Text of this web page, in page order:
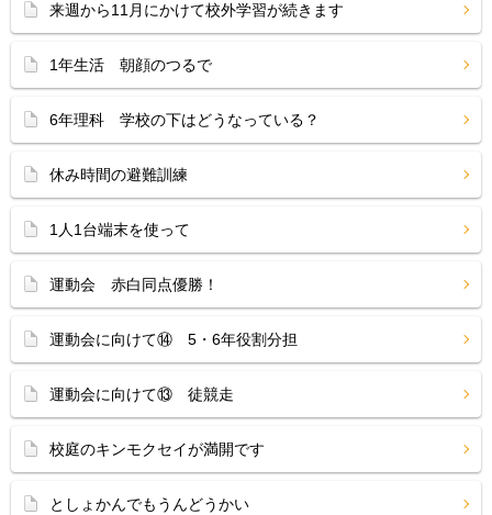
来週から11月にかけて校外学習が続きます
1年生活 朝顔のつるで
6年理科 学校の下はどうなっている？
休み時間の避難訓練
1人1台端末を使って
運動会 赤白同点優勝！
運動会に向けて⑭ 5・6年役割分担
運動会に向けて⑬ 徒競走
校庭のキンモクセイが満開です
としょかんでもうんどうかい